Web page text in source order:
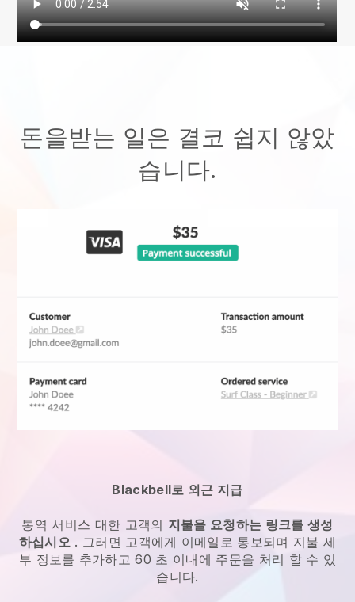
돈을받는 일은 결코 쉽지 않았
습니다.
Blackbell로 외근 지급
통역 서비스 대한 고객의 지불을 요청하는 링크를 생성
하십시오 . 그러면 고객에게 이메일로 통보되며 지불 세
부 정보를 추가하고 60 초 이내에 주문을 처리 할 수 있
습니다.